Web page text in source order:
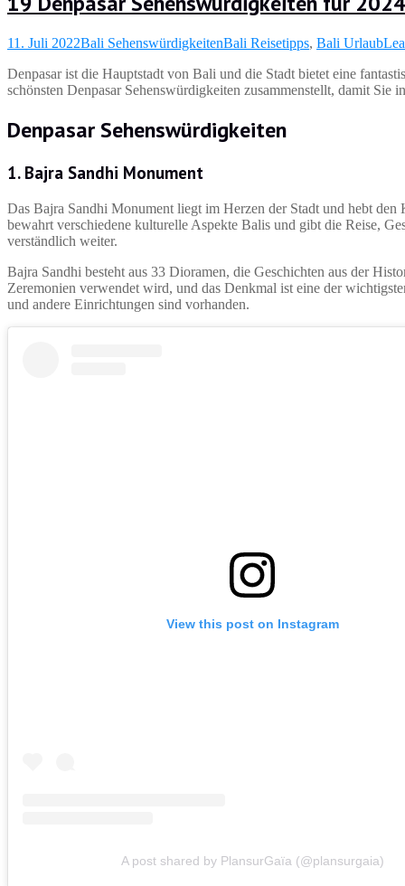
11. Juli 2022Bali SehenswürdigkeitenBali Reisetipps, Bali Urlaub
Denpasar ist die Hauptstadt von Bali und die Stadt bietet eine
schönsten Denpasar Sehenswürdigkeiten zusammenstellt, damit
Denpasar Sehenswürdigkeiten
1. Bajra Sandhi Monument
Das Bajra Sandhi Monument liegt im Herzen der Stadt und hebt
bewahrt verschiedene kulturelle Aspekte Balis und gibt die Reise,
verständlich weiter.
Bajra Sandhi besteht aus 33 Dioramen, die Geschichten aus der
Zeremonien verwendet wird, und das Denkmal ist eine der
und andere Einrichtungen sind vorhanden.
View this post on Instagram
A post shared by PlansurGaïa (@plansurgaia)